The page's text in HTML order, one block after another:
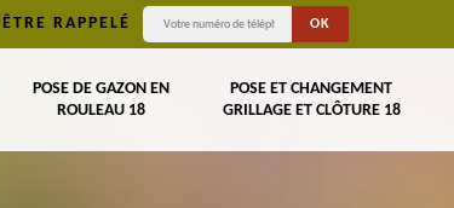
ÊTRE RAPPELÉ
POSE DE GAZON EN
ROULEAU 18
POSE ET CHANGEMENT
GRILLAGE ET CLÔTURE 18